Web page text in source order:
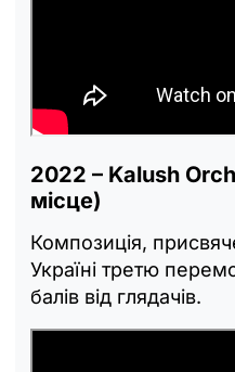
2022 – Kalush
місце)
Композиція,
Україні третю
балів від глядачів.